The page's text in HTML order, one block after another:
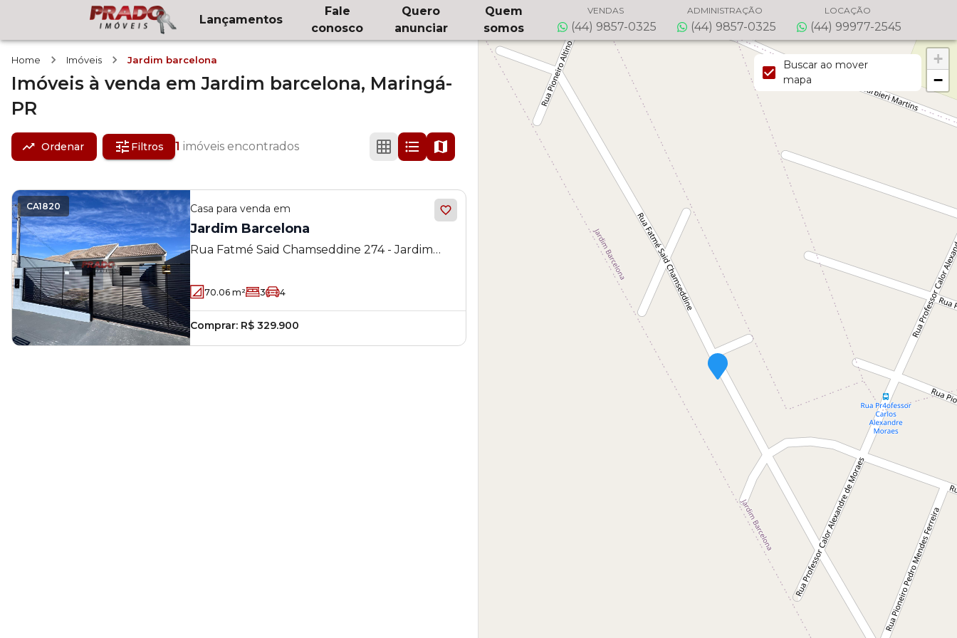
Lançamentos
Fale
conosco
Quero
anunciar
Quem
somos
VENDAS
(44) 9857-0325
ADMINISTRAÇÃO
(44) 9857-0325
LOCAÇÃO
(44) 99977-2545
Home Imóveis Jardim barcelona
Imóveis à venda emJardim barcelona, Maringá-
PR
Ordenar Filtros 1 imóveis encontrados
CA1820 Casa para venda em
Jardim Barcelona
Rua Fatmé Said Chamseddine 274 - Jardim
70.06 m² 3 4
Comprar: R$ 329.900
+
−
Buscar ao mover
mapa